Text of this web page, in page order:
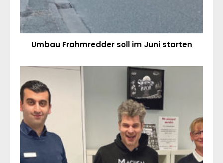
Umbau Frahmredder soll im Juni starten